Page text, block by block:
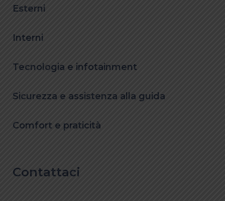
Esterni
Interni
Tecnologia e infotainment
Sicurezza e assistenza alla guida
Comfort e praticità
Contattaci